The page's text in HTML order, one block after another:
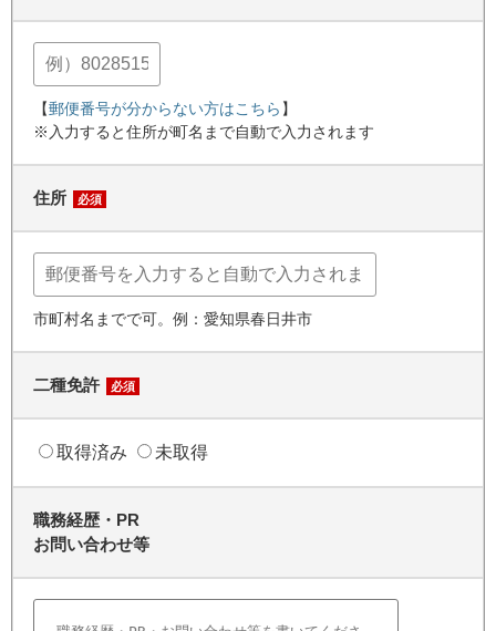
【郵便番号が分からない方はこちら 】
※入力すると住所が町名まで自動で入力されます
住所 必須
市町村名までで可。例：愛知県春日井市
二種免許 必須
取得済み 未取得
職務経歴・PR
お問い合わせ等